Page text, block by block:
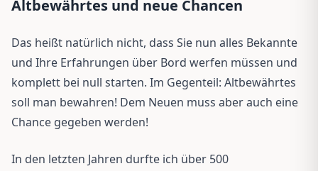
Altbewährtes und neue Chancen
Das heißt natürlich nicht, dass Sie nun alles Bekannte
und Ihre Erfahrungen über Bord werfen müssen und
komplett bei null starten. Im Gegenteil: Altbewährtes
soll man bewahren! Dem Neuen muss aber auch eine
Chance gegeben werden!
In den letzten Jahren durfte ich über 500